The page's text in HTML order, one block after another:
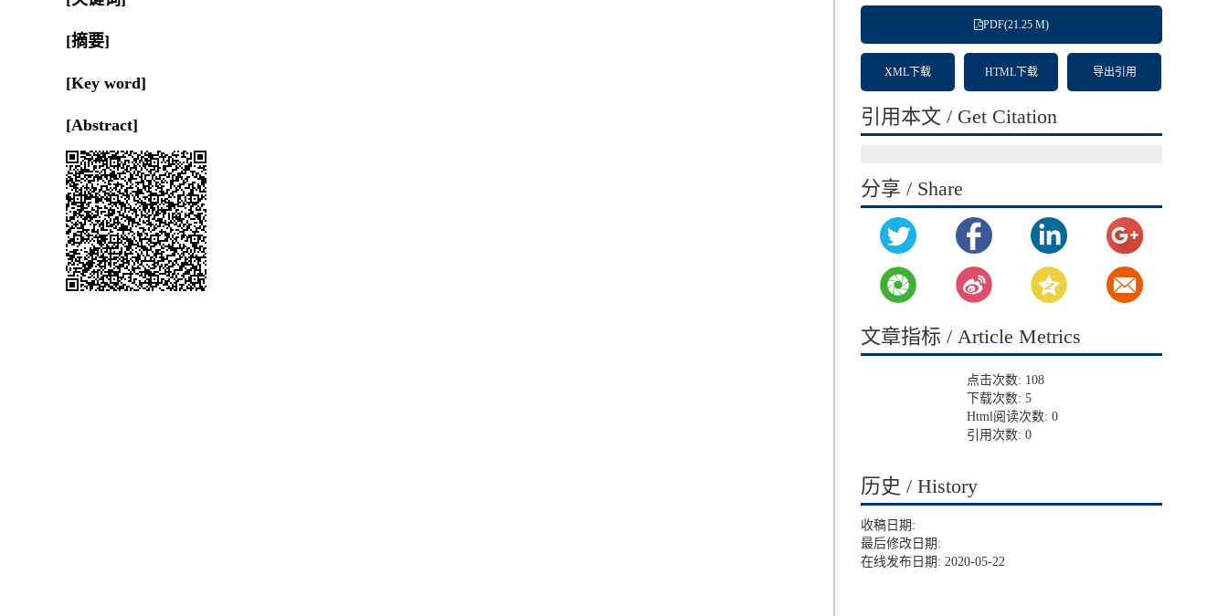
[摘要]
[Key word]
[Abstract]
PDF(21.25 M)
XML下载 HTML下载 导出引用
引用本文 / Get Citation
分享 / Share
文章指标 / Article Metrics
点击次数: 108
下载次数: 5
Html阅读次数: 0
引用次数: 0
历史 / History
收稿日期:
最后修改日期:
在线发布日期: 2020-05-22